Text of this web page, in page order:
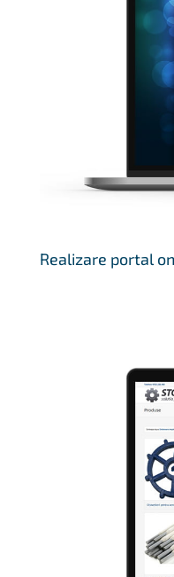
Realizare portal